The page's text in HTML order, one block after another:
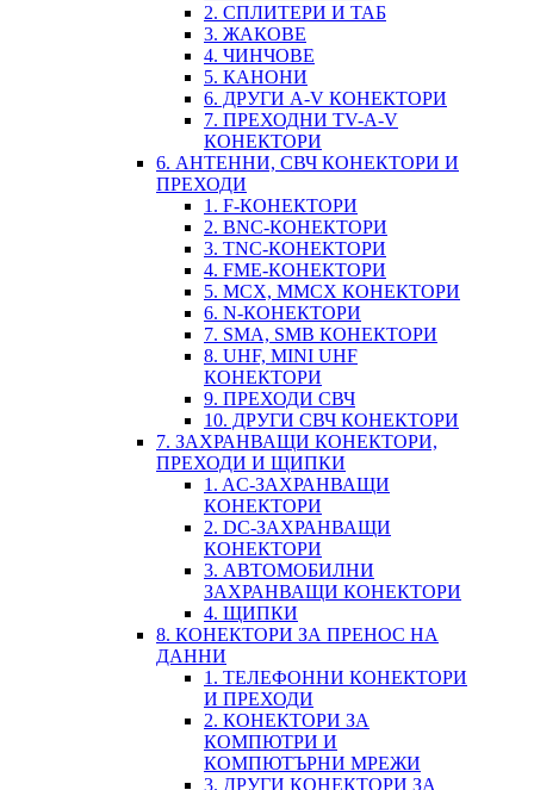
2. СПЛИТЕРИ И ТАБ
3. ЖАКОВЕ
4. ЧИНЧОВЕ
5. КАНОНИ
6. ДРУГИ A-V КОНЕКТОРИ
7. ПРЕХОДНИ TV-A-V
КОНЕКТОРИ
6. АНТЕННИ, СВЧ КОНЕКТОРИ И
ПРЕХОДИ
1. F-КОНЕКТОРИ
2. BNC-КОНЕКТОРИ
3. TNC-КОНЕКТОРИ
4. FME-КОНЕКТОРИ
5. MCX, MMCX КОНЕКТОРИ
6. N-КОНЕКТОРИ
7. SMA, SMB КОНЕКТОРИ
8. UHF, MINI UHF
КОНЕКТОРИ
9. ПРЕХОДИ СВЧ
10. ДРУГИ СВЧ КОНЕКТОРИ
7. ЗАХРАНВАЩИ КОНЕКТОРИ,
ПРЕХОДИ И ЩИПКИ
1. AC-ЗАХРАНВАЩИ
КОНЕКТОРИ
2. DC-ЗАХРАНВАЩИ
КОНЕКТОРИ
3. АВТОМОБИЛНИ
ЗАХРАНВАЩИ КОНЕКТОРИ
4. ЩИПКИ
8. КОНЕКТОРИ ЗА ПРЕНОС НА
ДАННИ
1. ТЕЛЕФОННИ КОНЕКТОРИ
И ПРЕХОДИ
2. КОНЕКТОРИ ЗА
КОМПЮТРИ И
КОМПЮТЪРНИ МРЕЖИ
3. ДРУГИ КОНЕКТОРИ ЗА